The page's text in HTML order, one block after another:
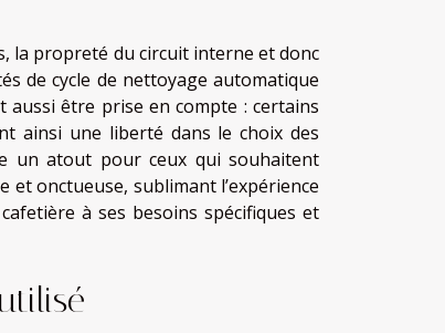
la propreté du circuit interne et donc
de cycle de nettoyage automatique
aussi être prise en compte : certains
ainsi une liberté dans le choix des
un atout pour ceux qui souhaitent
et onctueuse, sublimant l’expérience
à ses besoins spécifiques et